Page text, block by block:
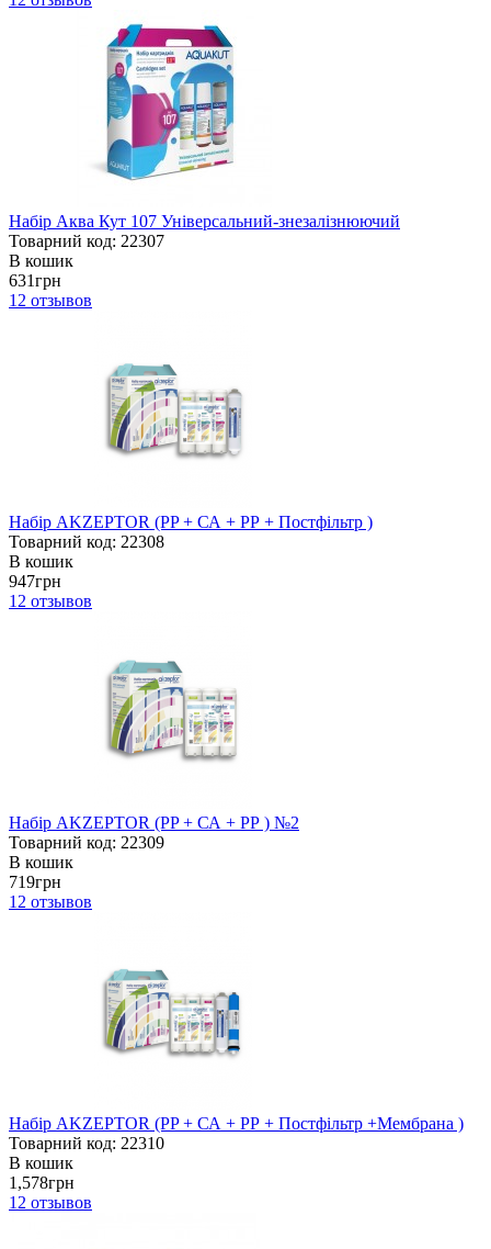
Набір Аква Кут 107 Універсальний-знезалізнюючий
Товарний код: 22307
В кошик
631грн
12 отзывов
Набір AKZEPTOR (PP + СА + РР + Постфільтр )
Товарний код: 22308
В кошик
947грн
12 отзывов
Набір AKZEPTOR (PP + СА + РР ) №2
Товарний код: 22309
В кошик
719грн
12 отзывов
Набір AKZEPTOR (PP + СА + РР + Постфільтр +Мембрана )
Товарний код: 22310
В кошик
1,578грн
12 отзывов